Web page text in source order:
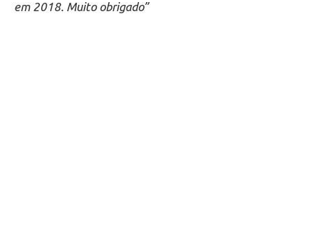
em 2018. Muito obrigado”